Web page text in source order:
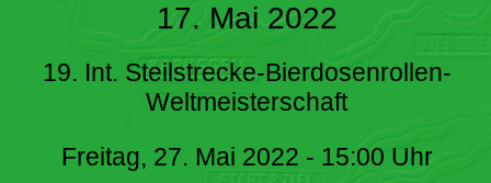
17. Mai 2022
19. Int. Steilstrecke-Bierdosenrollen-
Weltmeisterschaft
Freitag, 27. Mai 2022 - 15:00 Uhr